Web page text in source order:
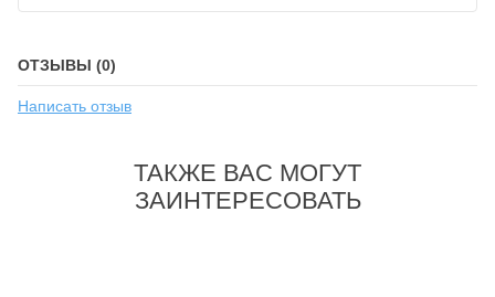
ОТЗЫВЫ (0)
Написать отзыв
ТАКЖЕ ВАС МОГУТ
ЗАИНТЕРЕСОВАТЬ